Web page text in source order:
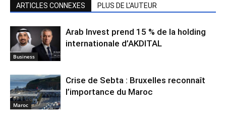
ARTICLES CONNEXES PLUS DE L'AUTEUR
Business
Arab Invest prend 15 % de la holding
internationale d’AKDITAL
Maroc
Crise de Sebta : Bruxelles reconnaît
l’importance du Maroc